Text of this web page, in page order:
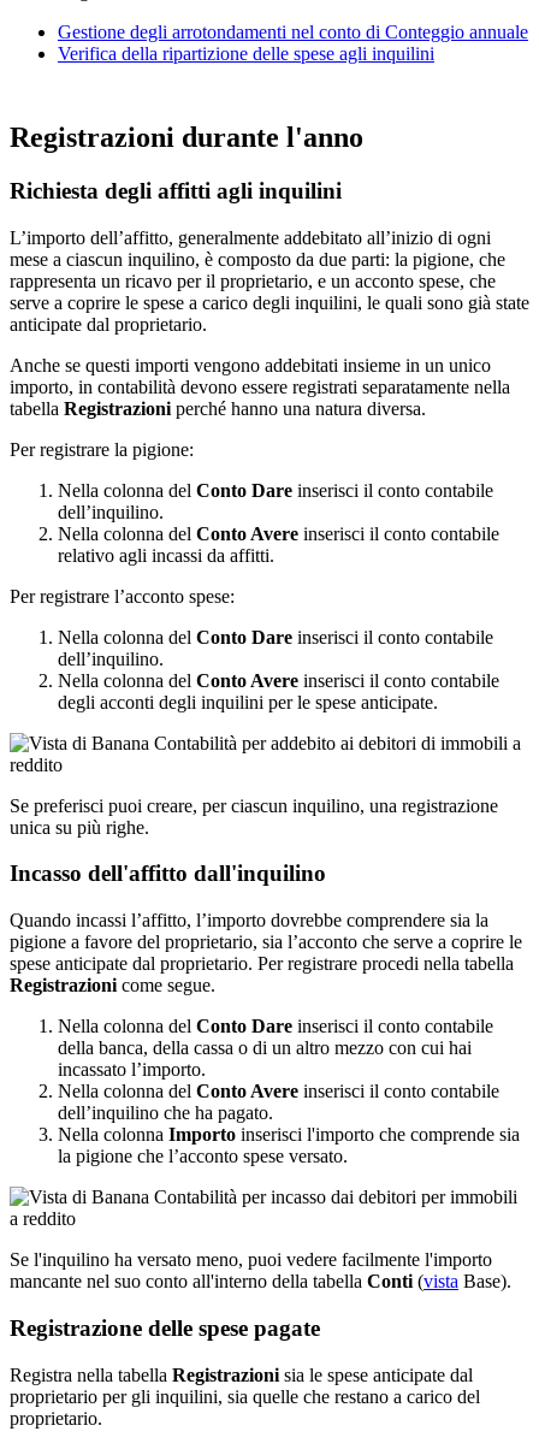
Gestione degli arrotondamenti nel conto di Conteggio annuale
Verifica della ripartizione delle spese agli inquilini
Registrazioni durante l'anno
Richiesta degli affitti agli inquilini
L’importo dell’affitto, generalmente addebitato all’inizio di ogni
mese a ciascun inquilino, è composto da due parti: la pigione, che
rappresenta un ricavo per il proprietario, e un acconto spese, che
serve a coprire le spese a carico degli inquilini, le quali sono già state
anticipate dal proprietario.
Anche se questi importi vengono addebitati insieme in un unico
importo, in contabilità devono essere registrati separatamente nella
tabella Registrazioni perché hanno una natura diversa.
Per registrare la pigione:
Nella colonna del Conto Dare inserisci il conto contabile
dell’inquilino.
Nella colonna del Conto Avere inserisci il conto contabile
relativo agli incassi da affitti.
Per registrare l’acconto spese:
Nella colonna del Conto Dare inserisci il conto contabile
dell’inquilino.
Nella colonna del Conto Avere inserisci il conto contabile
degli acconti degli inquilini per le spese anticipate.
Se preferisci puoi creare, per ciascun inquilino, una registrazione
unica su più righe.
Incasso dell'affitto dall'inquilino
Quando incassi l’affitto, l’importo dovrebbe comprendere sia la
pigione a favore del proprietario, sia l’acconto che serve a coprire le
spese anticipate dal proprietario. Per registrare procedi nella tabella
Registrazioni come segue.
Nella colonna del Conto Dare inserisci il conto contabile
della banca, della cassa o di un altro mezzo con cui hai
incassato l’importo.
Nella colonna del Conto Avere inserisci il conto contabile
dell’inquilino che ha pagato.
Nella colonna Importo inserisci l'importo che comprende sia
la pigione che l’acconto spese versato.
Se l'inquilino ha versato meno, puoi vedere facilmente l'importo
mancante nel suo conto all'interno della tabella Conti (vista Base).
Registrazione delle spese pagate
Registra nella tabella Registrazioni sia le spese anticipate dal
proprietario per gli inquilini, sia quelle che restano a carico del
proprietario.